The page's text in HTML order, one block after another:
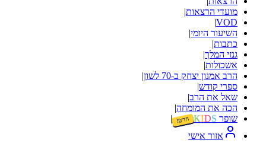
מועדי הרצאות|
VOD
|
השיעור היומי|
כתבות|
גנזי המלך|
אשכולות|
הרב אמנון יצחק ב-70 לשון
|
ספרי קודש|
שאל את הרב|
הכה את המומחה|
שופר
KIDS חדש! |
אזור אישי